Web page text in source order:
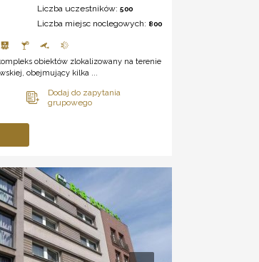
Liczba uczestników: 500
Liczba miejsc noclegowych: 800
obiektów zlokalizowany na terenie
obejmujący kilka ...